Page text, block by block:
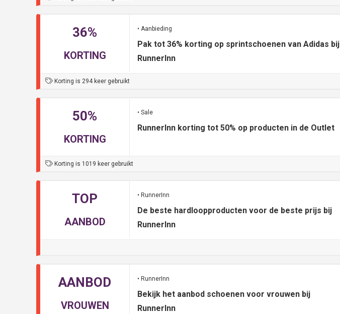
36%
KORTING
• Aanbieding
Pak tot 36% korting op sprintschoenen van Adidas bij
RunnerInn
Korting is 294 keer gebruikt
50%
KORTING
• Sale
RunnerInn korting tot 50% op producten in de Outlet
Korting is 1019 keer gebruikt
TOP
AANBOD
• RunnerInn
De beste hardloopproducten voor de beste prijs bij
RunnerInn
AANBOD
VROUWEN
• RunnerInn
Bekijk het aanbod schoenen voor vrouwen bij
RunnerInn